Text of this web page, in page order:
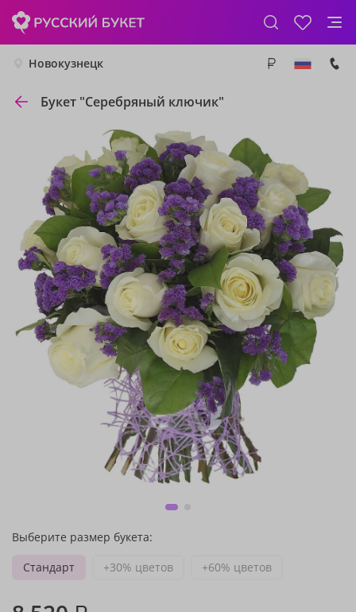
Новокузнецк
Букет "Серебряный ключик"
Выберите размер букета:
Стандарт
+30% цветов +60% цветов